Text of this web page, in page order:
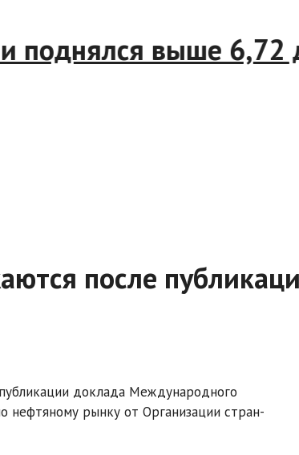
выше 6,72
после
доклада Международного
нефтяному рынку от Организации стран-